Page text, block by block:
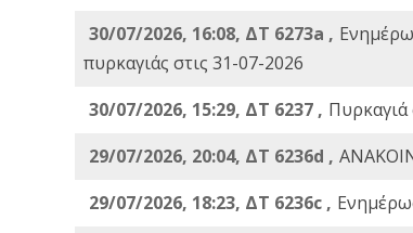
30/07/2026, 16:08, ΔΤ 6273a ,
πυρκαγιάς στις 31-07-2026
30/07/2026, 15:29, ΔΤ 6237 ,
29/07/2026, 20:04, ΔΤ 6236d ,
29/07/2026, 18:23, ΔΤ 6236c ,